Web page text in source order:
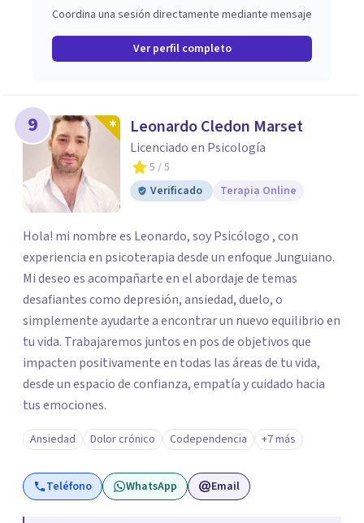
Coordina una sesión directamente mediante mensaje
Ver perfil completo
9 Leonardo Cledon Marset
Licenciado en Psicología
5 / 5
Verificado
Terapia Online
Hola! mi nombre es Leonardo, soy Psicólogo , con
experiencia en psicoterapia desde un enfoque Junguiano.
Mi deseo es acompañarte en el abordaje de temas
desafiantes como depresión, ansiedad, duelo, o
simplemente ayudarte a encontrar un nuevo equilibrio en
tu vida. Trabajaremos juntos en pos de objetivos que
impacten positivamente en todas las áreas de tu vida,
desde un espacio de confianza, empatía y cuidado hacia
tus emociones.
Ansiedad Dolor crónico Codependencia +7 más
Teléfono WhatsApp Email